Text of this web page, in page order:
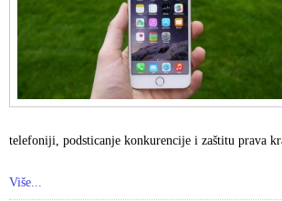
telefoniji, podsticanje konkurencije i zaštitu prava
Više...